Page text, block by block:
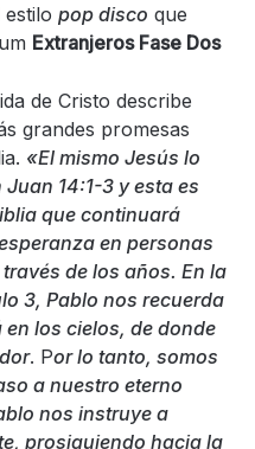
estilo pop disco que
Extranjeros Fase Dos
de Cristo describe
grandes promesas
«El mismo Jesús lo
14:1-3 y esta es
que continuará
en personas
de los años. En la
3, Pablo nos recuerda
los cielos, de donde
. Por lo tanto, somos
a nuestro eterno
nos instruye a
prosiguiendo hacia la